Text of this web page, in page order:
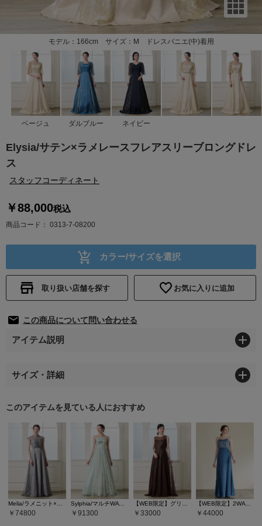
モデル：166cm サイズ：M ドレスパニエ(中)着用
ベージュ ダルブルー ネイビー
Elysia/サテン×ラメレースフレアスリーブロングドレ
ス
スタッフコーディネート
￥88,000税込
商品コード 0313-7-08200
カラー/サイズを選択
取り扱い店舗を探す お気に入りに追加
この商品について問い合わせる
アイテム説明
サイズ・詳細
このアイテムを見ている人におすすめ
Melia/ラメニット×チュール・プチハイネックロングドレス
74800
Sylphia/マルチWAYチュール×箔加工ロングドレス
91300
【WEB限定】グリッターレースロングドレス
33000
【WEB限定】2WAYラメニット×サテンスレンダードレス
44000